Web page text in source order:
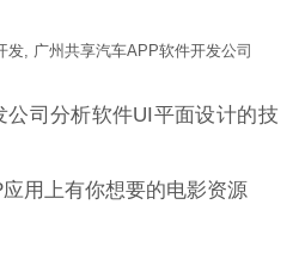
发 广州共享汽车APP软件开发公司
公司分析软件UI平面设计的技
用上有你想要的电影资源